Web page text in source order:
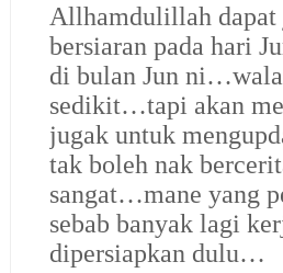
Allhamdulillah dapat
bersiaran pada hari
di bulan Jun
sedikit…tapi akan
jugak untuk
tak boleh nak
sangat…mane yang
sebab banyak lagi
dipersiapkan dulu…